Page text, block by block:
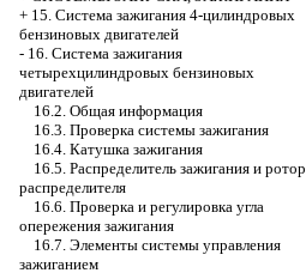
+ 15. Система зажигания 4-цилиндровых
бензиновых двигателей
- 16. Система зажигания
четырехцилиндровых бензиновых
двигателей
16.2. Общая информация
16.3. Проверка системы зажигания
16.4. Катушка зажигания
16.5. Распределитель зажигания и ротор
распределителя
16.6. Проверка и регулировка угла
опережения зажигания
16.7. Элементы системы управления
зажиганием